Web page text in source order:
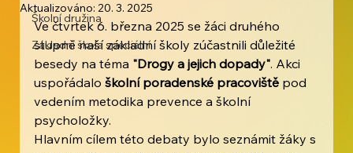
Školní družina
Základní škola speciální
Aktualizováno: 20. 3. 2025
Ve čtvrtek 6. března 2025 se žáci druhého
stupně naší základní školy zúčastnili důležité
besedy na téma "Drogy a jejich dopady". Akci
uspořádalo školní poradenské pracoviště pod
vedením metodika prevence a školní
psycholožky.
Hlavním cílem této debaty bylo seznámit žáky s